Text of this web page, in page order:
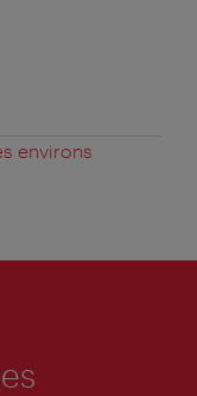
environs